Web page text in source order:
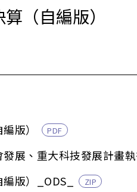
（自編版）
版） PDF
展、重大科技發展計畫
版）_ODS_
ZIP